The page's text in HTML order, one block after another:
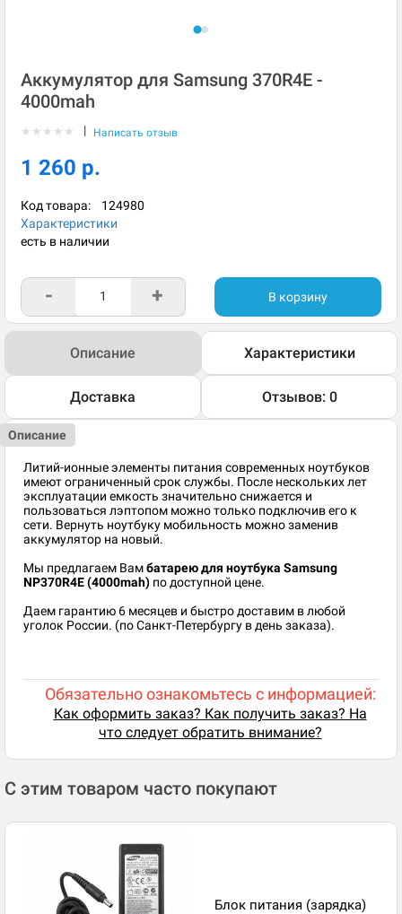
Аккумулятор для Samsung 370R4E -
4000mah
★ ★ ★ ★ ★ | Написать отзыв
1 260 р.
Код товара: 124980
Характеристики
есть в наличии
- + В корзину
Описание Характеристики
Доставка Отзывов: 0
Описание
Литий-ионные элементы питания современных ноутбуков
имеют ограниченный срок службы. После нескольких лет
эксплуатации емкость значительно снижается и
пользоваться лэптопом можно только подключив его к
сети. Вернуть ноутбуку мобильность можно заменив
аккумулятор на новый.
Мы предлагаем Вамбатарею для ноутбука Samsung
NP370R4E (4000mah) по доступной цене.
Даем гарантию 6 месяцев и быстро доставим в любой
уголок России. (по Санкт-Петербургу в день заказа).
Обязательно ознакомьтесь с информацией:
Как оформить заказ? Как получить заказ? На
что следует обратить внимание?
С этим товаром часто покупают
Блок питания (зарядка)